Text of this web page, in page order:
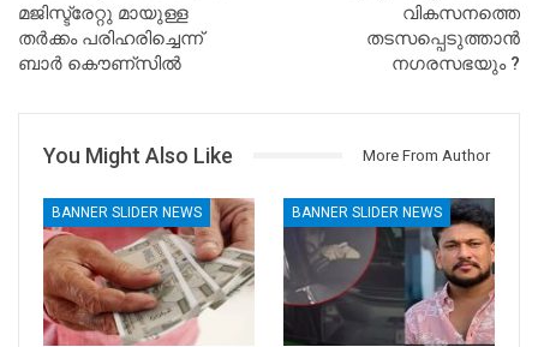
മജിസ്ട്രേറ്റു മായുള്ള
തര്‍ക്കം പരിഹരിച്ചെന്ന്
ബാര്‍ കൌണ്സില്‍
വികസനത്തെ
തടസപ്പെടുത്താന്‍
നഗരസഭയും ?
You Might Also Like More From Author
BANNER SLIDER NEWS BANNER SLIDER NEWS